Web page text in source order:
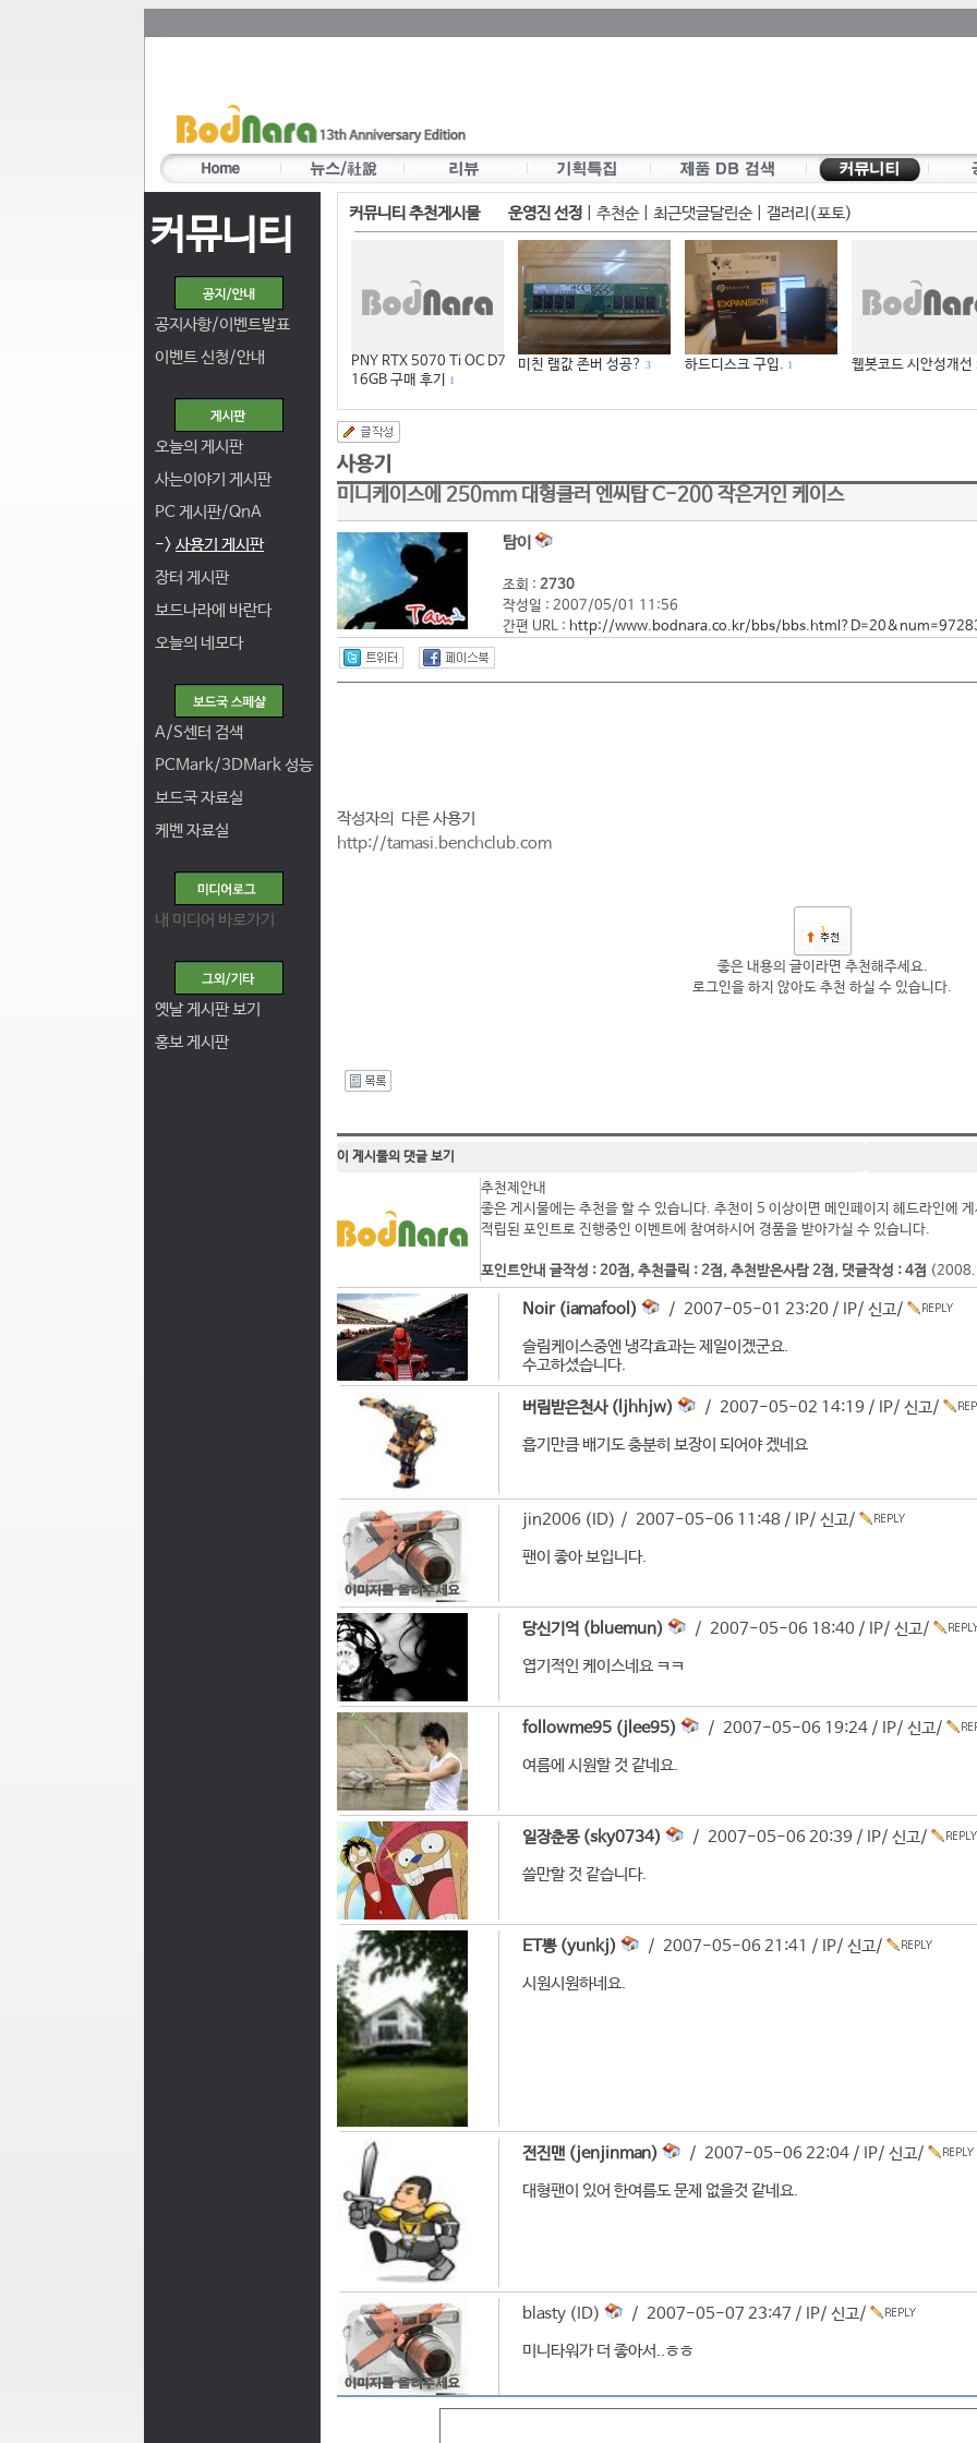
커뮤니티
공지사항/이벤트발표
이벤트 신청/안내
오늘의 게시판
사는이야기 게시판
PC 게시판/QnA
-> 사용기 게시판
장터 게시판
보드나라에 바란다
오늘의 네모다
A/S센터 검색
PCMark/3DMark 성능
보드국 자료실
케벤 자료실
내 미디어 바로가기
옛날 게시판 보기
홍보 게시판
커뮤니티 추천게시물 운영진 선정 추천순| 최근댓글달린순| 갤러리(포토)
PNY RTX 5070 Ti OC D7
16GB 구매 후기
1
미친 램값 존버 성공? 3 하드디스크 구입. 1 웹봇코드 시안성개선
미니케이스에 250mm 대형쿨러 엔씨탑 C-200 작은거인 케이스
탐이
조회 : 2730
작성일 : 2007/05/01 11:56
간편 URL : http://www.bodnara.co.kr/bbs/
작성자의 다른 사용기
http://tamasi.benchclub.com
3
좋은 내용의 글이라면 추천해주세요.
로그인을 하지 않아도 추천 하실 수 있습니다.
이 게시물의 댓글 보기
추천제안내
좋은 게시물에는 추천을 할 수 있습니다. 추천이 5 이상이면 메인페이지 헤드라인에
적립된 포인트로 진행중인 이벤트에 참여하시어 경품을 받아가실 수 있습니다.
포인트안내 글작성 : 20점, 추천클릭 : 2점, 추천받은사람 2점, 댓글작성 : 4점
Noir (iamafool) / 2007-05-01 23:20 / IP/ 신고/
슬림케이스중엔 냉각효과는 제일이겠군요.
수고하셨습니다.
버림받은천사 (ljhhjw) / 2007-05-02 14:19 / IP/ 신고/
흡기만큼 배기도 충분히 보장이 되어야 겠네요
jin2006 (ID) / 2007-05-06 11:48 / IP/ 신고/
팬이 좋아 보입니다.
당신기억 (bluemun) / 2007-05-06 18:40 / IP/ 신고/
엽기적인 케이스네요 ㅋㅋ
followme95 (jlee95) / 2007-05-06 19:24 / IP/ 신고/
여름에 시원할 것 같네요.
일장춘몽 (sky0734) / 2007-05-06 20:39 / IP/ 신고/
쓸만할 것 같습니다.
ET뽕 (yunkj) / 2007-05-06 21:41 / IP/ 신고/
시원시원하네요.
전진맨 (jenjinman) / 2007-05-06 22:04 / IP/ 신고/
대형팬이 있어 한여름도 문제 없을것 같네요.
blasty (ID) / 2007-05-07 23:47 / IP/ 신고/
미니타워가 더 좋아서..ㅎㅎ